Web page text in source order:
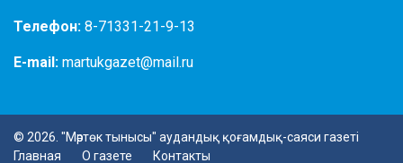
Телефон: 8-71331-21-9-13
E-mail: martukgazet@mail.ru
© 2026. "Мәртөк тынысы" аудандық қоғамдық-саяси газеті
Главная
О газете Контакты